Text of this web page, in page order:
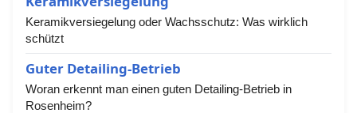
Keramikversiegelung oder Wachsschutz: Was wirklich
schützt
Guter Detailing-Betrieb
Woran erkennt man einen guten Detailing-Betrieb in
Rosenheim?